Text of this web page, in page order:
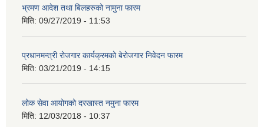
भ्रमण आदेश तथा बिलहरुको नामुना फारम
मिति: 09/27/2019 - 11:53
प्रधानमन्त्री रोजगार कार्यक्रमको बेरोजगार निवेदन फारम
मिति: 03/21/2019 - 14:15
लोक सेवा आयोगको दरखास्त नमुना फारम
मिति: 12/03/2018 - 10:37